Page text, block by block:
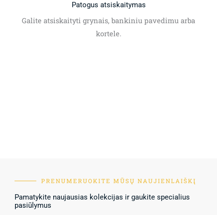
Patogus atsiskaitymas
Galite atsiskaityti grynais, bankiniu pavedimu arba
kortele.
PRENUMERUOKITE MŪSŲ NAUJIENLAIŠKĮ
Pamatykite naujausias kolekcijas ir gaukite specialius
pasiūlymus